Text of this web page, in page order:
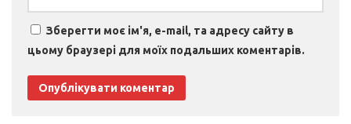
Зберегти моє ім'я, e-mail, та адресу сайту в
цьому браузері для моїх подальших коментарів.